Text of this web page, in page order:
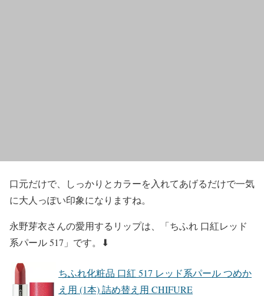
口元だけで、しっかりとカラーを入れてあげるだけで一気
に大人っぽい印象になりますね。
永野芽衣さんの愛用するリップは、
「ちふれ 口紅レッド
系パール 517」 です。⬇︎
ちふれ化粧品 口紅 517 レッド系パール つめか
え用 (1本) 詰め替え用 CHIFURE